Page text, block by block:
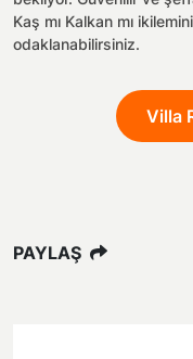
Kaş mı Kalkan mı
odaklanabilirsiniz.
Villa
PAYLAŞ